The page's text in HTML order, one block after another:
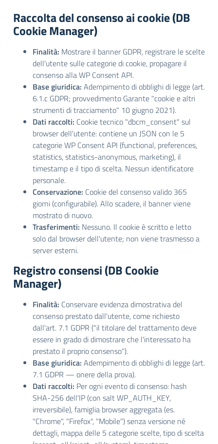
Raccolta del consenso ai cookie (DB
Cookie Manager)
Finalità: Mostrare il banner GDPR, registrare le scelte
dell'utente sulle categorie di cookie, propagare il
consenso alla WP Consent API.
Base giuridica: Adempimento di obblighi di legge (art.
6.1.c GDPR; provvedimento Garante "cookie e altri
strumenti di tracciamento" 10 giugno 2021).
Dati raccolti: Cookie tecnico "dbcm_consent" sul
browser dell'utente: contiene un JSON con le 5
categorie WP Consent API (functional, preferences,
statistics, statistics-anonymous, marketing), il
timestamp e il tipo di scelta. Nessun identificatore
personale.
Conservazione: Cookie del consenso valido 365
giorni (configurabile). Allo scadere, il banner viene
mostrato di nuovo.
Trasferimenti: Nessuno. Il cookie è scritto e letto
solo dal browser dell'utente; non viene trasmesso a
server esterni.
Registro consensi (DB Cookie
Manager)
Finalità: Conservare evidenza dimostrativa del
consenso prestato dall'utente, come richiesto
dall'art. 7.1 GDPR ("il titolare del trattamento deve
essere in grado di dimostrare che l'interessato ha
prestato il proprio consenso").
Base giuridica: Adempimento di obblighi di legge (art.
7.1 GDPR — onere della prova).
Dati raccolti: Per ogni evento di consenso: hash
SHA-256 dell'IP (con salt WP_AUTH_KEY,
irreversibile), famiglia browser aggregata (es.
"Chrome", "Firefox", "Mobile") senza versione né
dettagli, mappa delle 5 categorie scelte, tipo di scelta